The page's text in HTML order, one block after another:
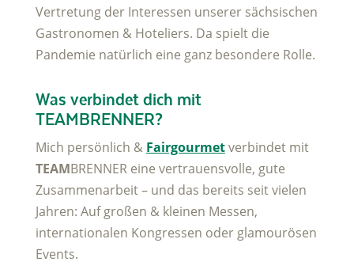
Vertretung der Interessen unserer sächsischen
Gastronomen & Hoteliers. Da spielt die
Pandemie natürlich eine ganz besondere Rolle.
Was verbindet dich mit
TEAMBRENNER?
Mich persönlich & Fairgourmetverbindet mit
TEAMBRENNER eine vertrauensvolle, gute
Zusammenarbeit – und das bereits seit vielen
Jahren: Auf großen & kleinen Messen,
internationalen Kongressen oder glamourösen
Events.